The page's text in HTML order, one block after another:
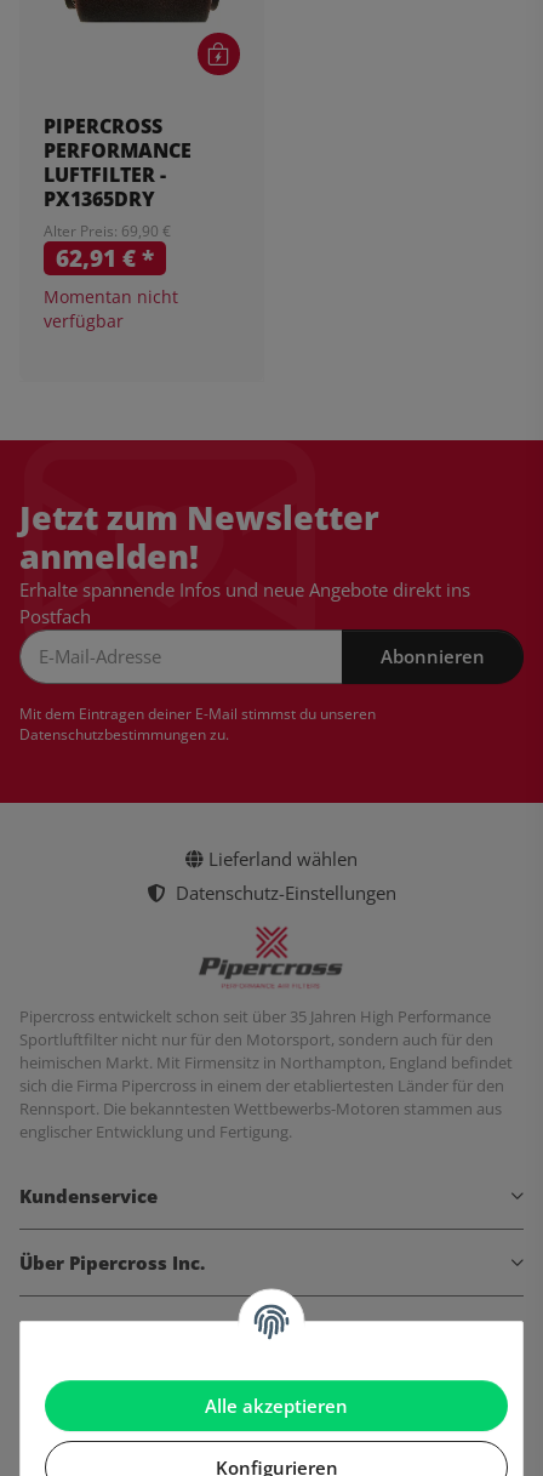
Alle akzeptieren
Konfigurieren
PIPERCROSS
PERFORMANCE
LUFTFILTER -
PX1365DRY
Alter Preis: 69,90 €
62,91 €*
Momentan nicht
verfügbar
Jetzt zum Newsletter
anmelden!
Erhalte spannende Infos und neue Angebote direkt ins
Postfach
Abonnieren
Mit dem Eintragen deiner E-Mail stimmst du unseren
Datenschutzbestimmungenzu.
Lieferland wählen
Datenschutz-Einstellungen
Pipercross entwickelt schon seit über 35 Jahren High Performance
Sportluftfilter nicht nur für den Motorsport, sondern auch für den
heimischen Markt. Mit Firmensitz in Northampton, England befindet
sich die Firma Pipercross in einem der etabliertesten Länder für den
Rennsport. Die bekanntesten Wettbewerbs-Motoren stammen aus
englischer Entwicklung und Fertigung.
Kundenservice
Über Pipercross Inc.
Informationen
Gesetzliche Informationen